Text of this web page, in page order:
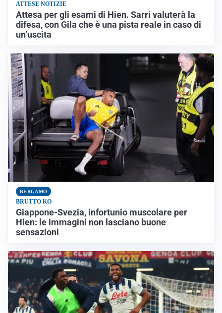
ATTESE NOTIZIE
Attesa per gli esami di Hien. Sarri valuterà la
difesa, con Gila che è una pista reale in caso di
un’uscita
BERGAMO
BRUTTO KO
Giappone-Svezia, infortunio muscolare per
Hien: le immagini non lasciano buone
sensazioni